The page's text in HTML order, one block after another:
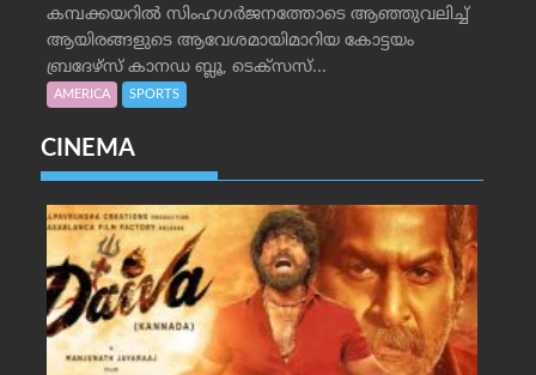
കമ്പക്കയറില്‍ സിംഹഗര്‍ജനത്തോടെ ആഞ്ഞുവലിച്ച്
ആയിരങ്ങളുടെ ആവേശമായിമാറിയ കോട്ടയം
ബ്രദേഴ്‌സ് കാനഡ ബ്ലൂ, ടെക്‌സസ്...
AMERICA SPORTS
CINEMA